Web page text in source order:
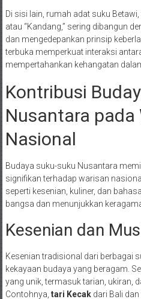
Di sisi lain, rumah adat suku
atau “Kandang,” sering dibangun
dan mengedepankan prinsip
terbuka memperkuat interaksi
mempertahankan kehangatan
Kontribusi
Nusantara pada
Nasional
Budaya suku-suku Nusantara
signifikan terhadap warisan
seperti kesenian, kuliner, dan
bangsa dan menunjukkan
Kesenian dan
Kesenian tradisional dari berbagai
kekayaan budaya yang beragam.
yang unik, termasuk tarian, ukiran,
Contohnya, tari Kecakdari Bali dan